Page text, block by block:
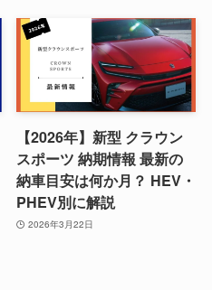
【2026年】新型 クラウン
スポーツ 納期情報 最新の
納車目安は何か月？ HEV・
PHEV別に解説
2026年3月22日